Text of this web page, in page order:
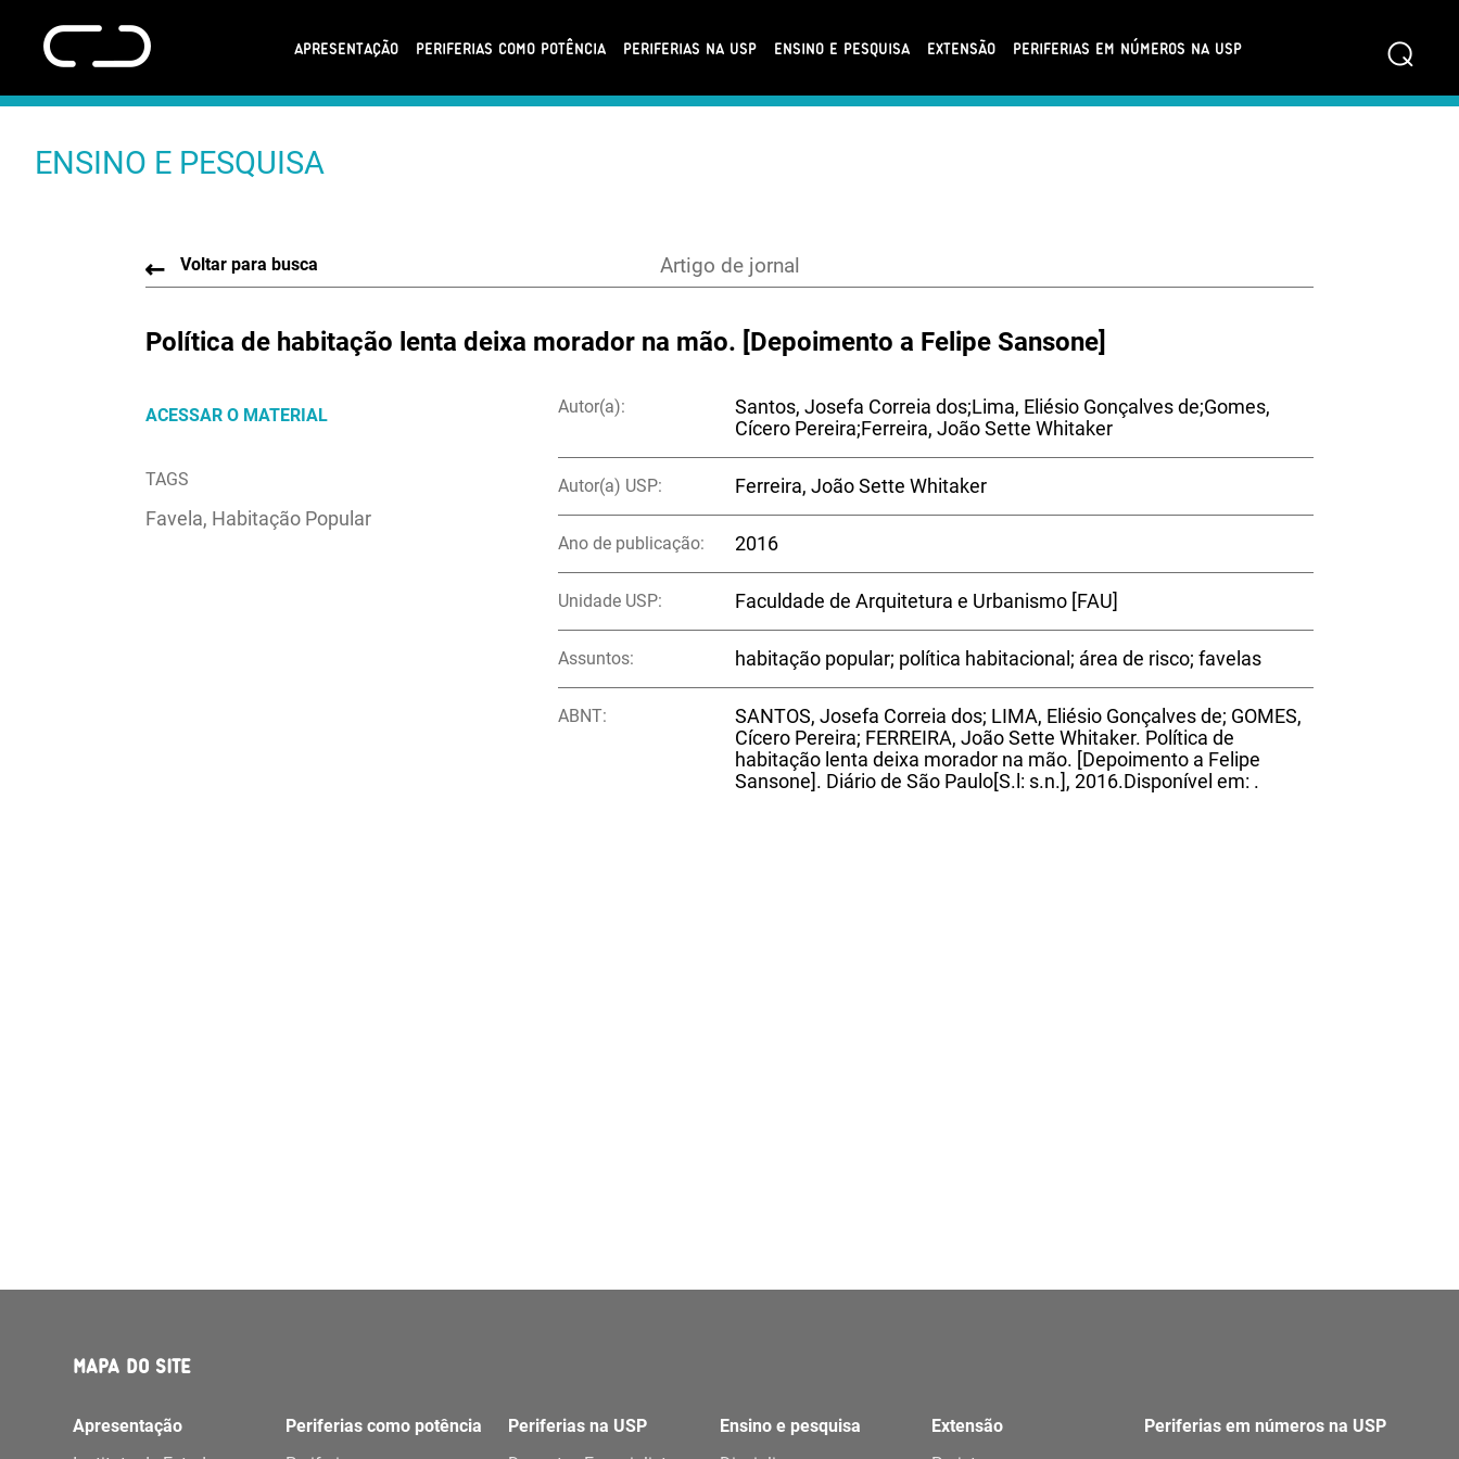
APRESENTAÇÃO PERIFERIAS COMO POTÊNCIA PERIFERIAS NA USP ENSINO E PESQUISA EXTENSÃO PERIFERIAS EM NÚMEROS NA USP ⌕
ENSINO E PESQUISA
Voltar para busca Artigo de jornal
Política de habitação lenta deixa morador na mão. [Depoimento a Felipe Sansone]
ACESSAR O MATERIAL
TAGS
Favela, Habitação Popular
Autor(a):
Santos, Josefa Correia dos;Lima, Eliésio Gonçalves de;Gomes,
Cícero Pereira;Ferreira, João Sette Whitaker
Autor(a) USP: Ferreira, João Sette Whitaker
Ano de publicação: 2016
Unidade USP: Faculdade de Arquitetura e Urbanismo [FAU]
Assuntos: habitação popular; política habitacional; área de risco; favelas
ABNT:
SANTOS, Josefa Correia dos; LIMA, Eliésio Gonçalves de; GOMES,
Cícero Pereira; FERREIRA, João Sette Whitaker. Política de
habitação lenta deixa morador na mão. [Depoimento a Felipe
Sansone]. Diário de São Paulo[S.l: s.n.], 2016.Disponível em: .
MAPA DO SITE
Apresentação
Periferias como potência
Periferias na USP
Ensino e pesquisa
Extensão
Periferias em números na USP